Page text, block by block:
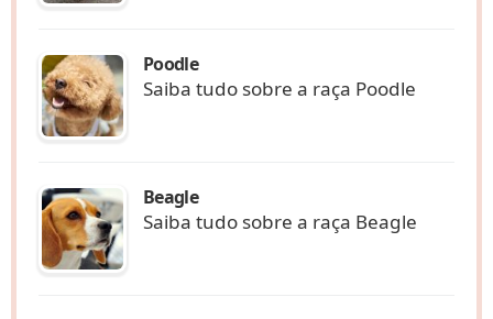
Poodle
Saiba tudo sobre a raça Poodle
Beagle
Saiba tudo sobre a raça Beagle